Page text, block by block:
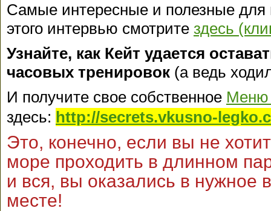
Самые интересные и полезные
этого интервью смотрите здесь
Узнайте, как Кейт удается
часовых тренировок (а ведь
И получите свое собственное Меню
здесь: http://secrets.vkusno-
Это, конечно, если вы не
море проходить в длинном
и вся, вы оказались в нужное
месте!